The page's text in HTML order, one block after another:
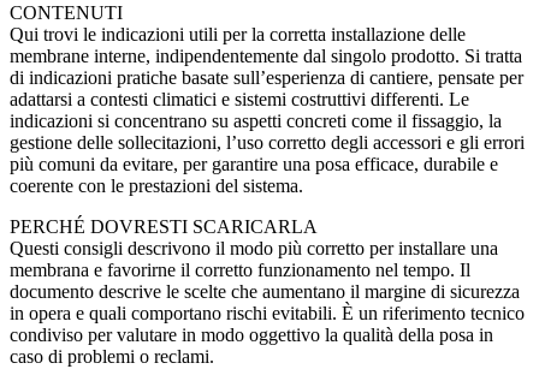
CONTENUTI
Qui trovi le indicazioni utili per la corretta installazione delle
membrane interne, indipendentemente dal singolo prodotto. Si tratta
di indicazioni pratiche basate sull’esperienza di cantiere, pensate per
adattarsi a contesti climatici e sistemi costruttivi differenti. Le
indicazioni si concentrano su aspetti concreti come il fissaggio, la
gestione delle sollecitazioni, l’uso corretto degli accessori e gli errori
più comuni da evitare, per garantire una posa efficace, durabile e
coerente con le prestazioni del sistema.
PERCHÉ DOVRESTI SCARICARLA
Questi consigli descrivono il modo più corretto per installare una
membrana e favorirne il corretto funzionamento nel tempo. Il
documento descrive le scelte che aumentano il margine di sicurezza
in opera e quali comportano rischi evitabili. È un riferimento tecnico
condiviso per valutare in modo oggettivo la qualità della posa in
caso di problemi o reclami.